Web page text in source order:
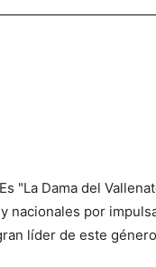
"La Dama del
nacionales por
líder de este